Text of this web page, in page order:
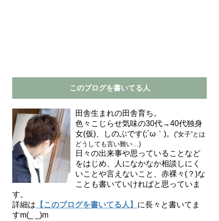
このブログを書いてる人
田舎生まれの田舎育ち。
色々こじらせ気味の30代→40代独身
女(仮)、しのぶです(;´ω｀)。(”女子”とは
どうしても言い難い…)
日々の出来事や思っていることなど
をはじめ、人になかなか相談しにく
いことや言えないこと、赤裸々(？)な
ことも書いていければと思っていま
す。
詳細は 【このブログを書いてる人】 に長々と書いてま
すm(_ _)m